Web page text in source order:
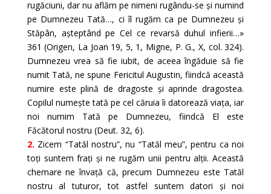
rugăciuni, dar nu aflăm pe nimeni rugându-se și numind
pe Dumnezeu Tată…, ci îl rugăm ca pe Dumnezeu și
Stăpân, așteptând pe Cel ce revarsă duhul infierii…»
361 (Origen, La Joan 19, 5, 1, Migne, P. G., X, col. 324).
Dumnezeu vrea să fie iubit, de aceea îngăduie să fie
numit Tată, ne spune Fericitul Augustin, fiindcă această
numire este plină de dragoste și aprinde dragostea.
Copilul numește tată pe cel căruia îi datorează viața, iar
noi numim Tată pe Dumnezeu, fiindcă El este
Făcătorul nostru (Deut. 32, 6).
2. Zicem “Tatăl nostru”, nu “Tatăl meu”, pentru ca noi
toți suntem frați și ne rugăm unii pentru alții. Această
chemare ne învață că, precum Dumnezeu este Tatăl
nostru al tuturor, tot astfel suntem datori și noi